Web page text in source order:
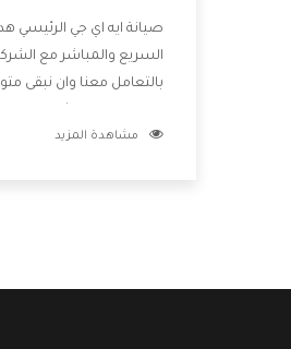
صيانة ايه اي جي الرئيسي
السريع والمباشر مع
بالتعامل معنا وان نبقى
للعميل وان يستمتع
مشاهدة المزيد